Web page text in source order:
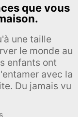
que vous
une taille
le monde au
enfants ont
avec la
Du jamais vu